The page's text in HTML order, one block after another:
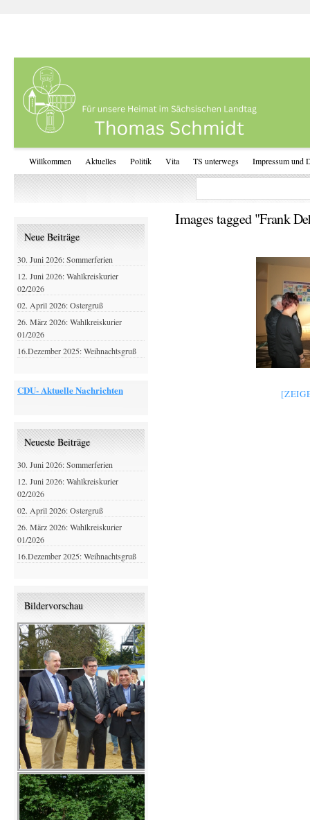
Willkommen Aktuelles Politik Vita TS unterwegs Impressum und
Images tagged "Frank
Neue Beiträge
30. Juni 2026: Sommerferien
12. Juni 2026: Wahlkreiskurier
02/2026
02. April 2026: Ostergruß
26. März 2026: Wahlkreiskurier
01/2026
16.Dezember 2025: Weihnachtsgruß
CDU- Aktuelle Nachrichten
Neueste Beiträge
30. Juni 2026: Sommerferien
12. Juni 2026: Wahlkreiskurier
02/2026
02. April 2026: Ostergruß
26. März 2026: Wahlkreiskurier
01/2026
16.Dezember 2025: Weihnachtsgruß
Bildervorschau